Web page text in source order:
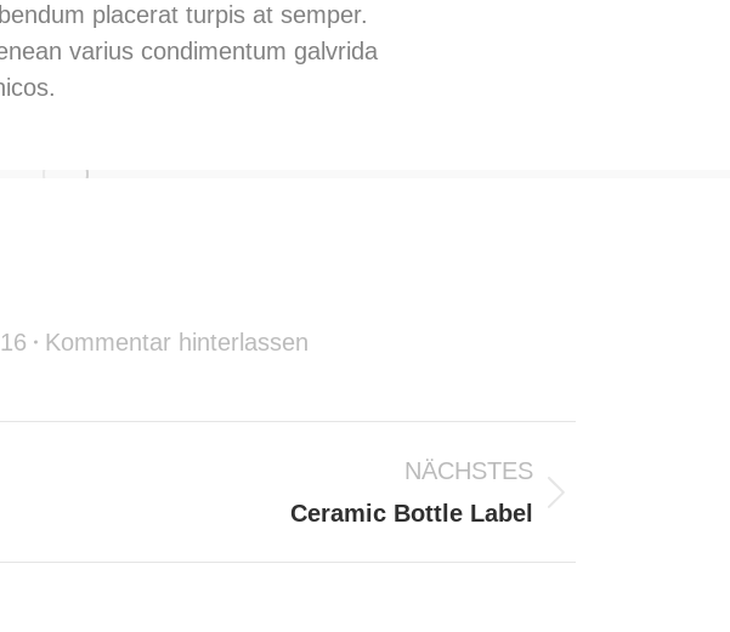
placerat turpis at semper.
varius condimentum galvrida
Kommentar hinterlassen
NÄCHSTES
Ceramic Bottle Label